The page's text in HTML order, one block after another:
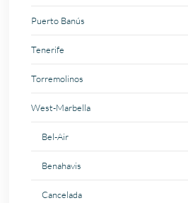
Puerto Banús
Tenerife
Torremolinos
West-Marbella
Bel-Air
Benahavis
Cancelada